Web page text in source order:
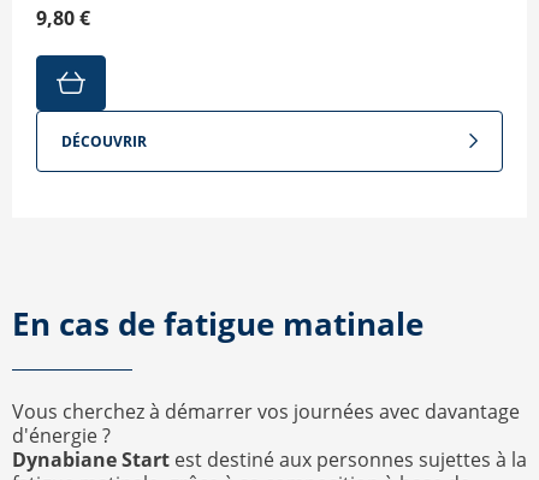
9,80 €
DÉCOUVRIR
En cas de fatigue matinale
Vous cherchez à démarrer vos journées avec davantage
d'énergie ?
Dynabiane Start est destiné aux personnes sujettes à la